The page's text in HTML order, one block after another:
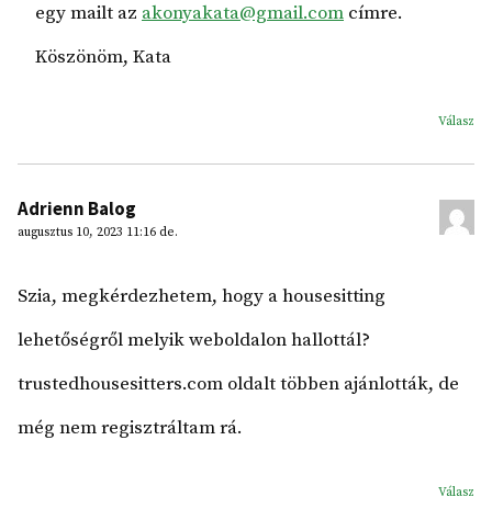
egy mailt az akonyakata@gmail.com címre.
Köszönöm, Kata
Válasz
Adrienn Balog
augusztus 10, 2023 11:16 de.
Szia, megkérdezhetem, hogy a housesitting
lehetőségről melyik weboldalon hallottál?
trustedhousesitters.com oldalt többen ajánlották, de
még nem regisztráltam rá.
Válasz